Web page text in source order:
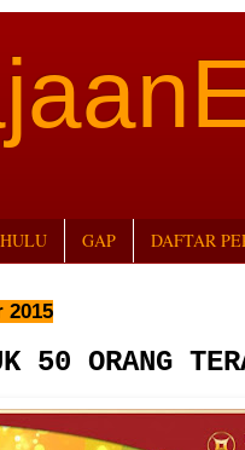
GAP DAFTAR
2015
50 ORANG